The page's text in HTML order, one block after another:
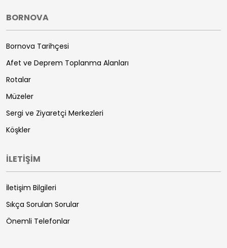
BORNOVA
Bornova Tarihçesi
Afet ve Deprem Toplanma Alanları
Rotalar
Müzeler
Sergi ve Ziyaretçi Merkezleri
Köşkler
İLETİŞİM
İletişim Bilgileri
Sıkça Sorulan Sorular
Önemli Telefonlar